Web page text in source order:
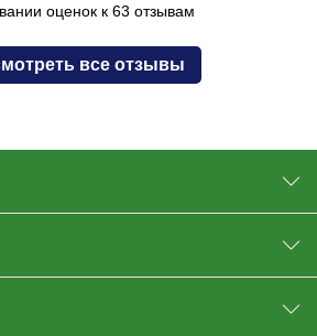
оценок к 63 отзывам
все отзывы